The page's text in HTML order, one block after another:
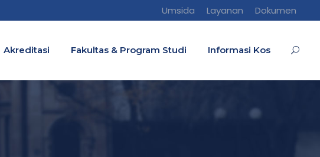
Umsida Layanan Dokumen
Akreditasi Fakultas & Program Studi Informasi Kos